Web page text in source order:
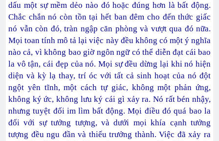
dấu một sự mềm dẻo nào đó hoặc đúng hơn là bất động.
Chắc chắn nó còn tồn tại hết ban đêm cho đến thức giấc
nó vẫn còn đó, tràn ngập căn phòng và vượt qua đó nữa.
Mọi toan tính mô tả lại việc này đều không có một ý nghĩa
nào cả, vì không bao giờ ngôn ngữ có thể diễn đạt cái bao
la vô tận, cái đẹp của nó. Mọi sự đều dừng lại khi nó hiện
diện và kỳ lạ thay, trí óc với tất cả sinh hoạt của nó đột
ngột yên tĩnh, một cách tự giác, không một phản ứng,
không ký ức, không lưu ký cái gì xảy ra. Nó rất bén nhậy,
nhưng tuyệt đối im lìm bất động. Mọi điều đó quá bao la
đối với sự tưởng tượng, và dưới mọi khía cạnh tưởng
tượng đều ngu đần và thiếu trưởng thành. Việc đã xảy ra